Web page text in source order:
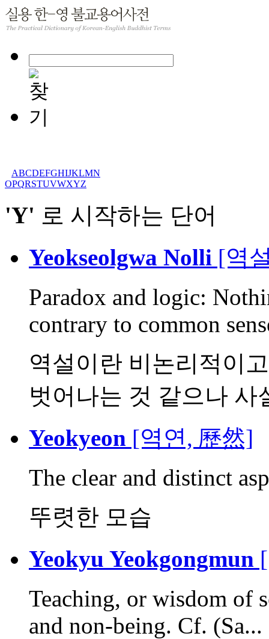
ABCDEFGHIJKLMN
OPQRSTUVWXYZ
'Y' 로 시작하는 단어
Yeokseolgwa Nolli [역
Paradox and logic:
contrary to common
역설이란 비논리적이
벗어나는 것 같으나 사
Yeokyeon [역연, 歷然]
The clear and distinct
뚜렷한 모습
Yeokyu Yeokgongmun
Teaching, or wisdom of
and non-being. Cf. (Sa...